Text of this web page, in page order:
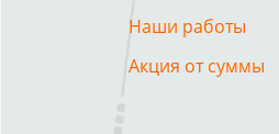
Наши работы
Акция от суммы